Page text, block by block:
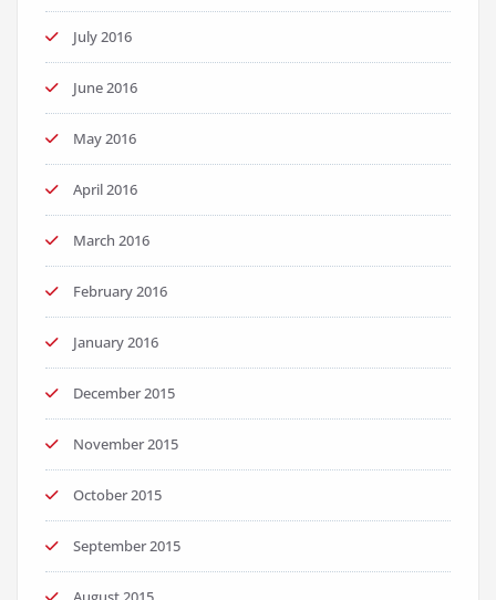
July 2016
June 2016
May 2016
April 2016
March 2016
February 2016
January 2016
December 2015
November 2015
October 2015
September 2015